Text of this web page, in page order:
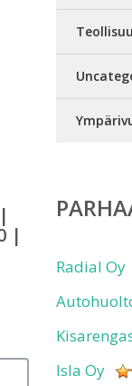
|
Radial Oy
Isla Oy